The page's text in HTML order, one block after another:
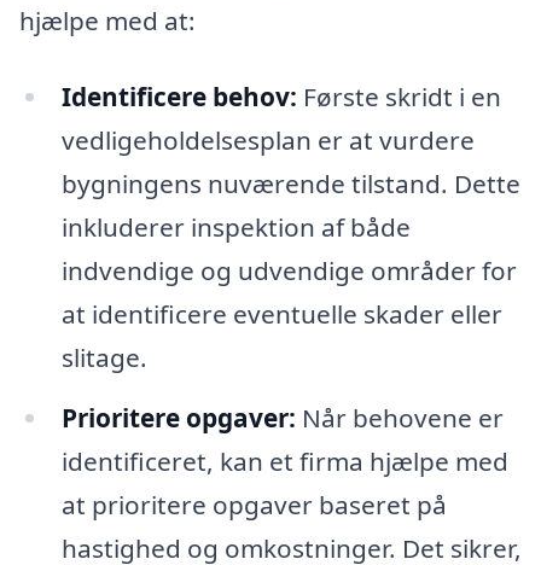
hjælpe med at:
Identificere behov: Første skridt i en
vedligeholdelsesplan er at vurdere
bygningens nuværende tilstand. Dette
inkluderer inspektion af både
indvendige og udvendige områder for
at identificere eventuelle skader eller
slitage.
Prioritere opgaver: Når behovene er
identificeret, kan et firma hjælpe med
at prioritere opgaver baseret på
hastighed og omkostninger. Det sikrer,